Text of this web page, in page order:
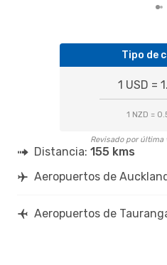
Tipo de
1 USD =
1 NZD =
Revisado por última
Distancia: 155 kms
Aeropuertos de
Aeropuertos de